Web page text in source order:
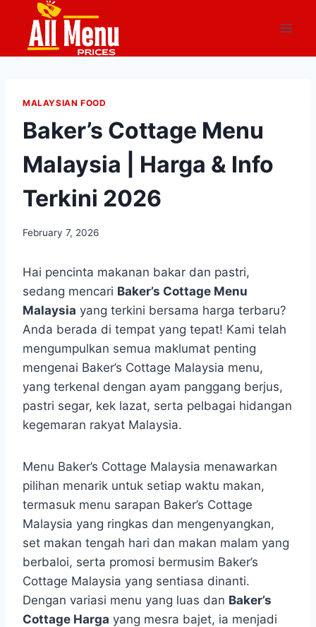
content
MALAYSIAN FOOD
Baker’s Cottage Menu
Malaysia | Harga & Info
Terkini 2026
February 7, 2026
Hai pencinta makanan bakar dan pastri,
sedang mencari Baker’s Cottage Menu
Malaysia yang terkini bersama harga terbaru?
Anda berada di tempat yang tepat! Kami telah
mengumpulkan semua maklumat penting
mengenai Baker’s Cottage Malaysia menu,
yang terkenal dengan ayam panggang berjus,
pastri segar, kek lazat, serta pelbagai hidangan
kegemaran rakyat Malaysia.
Menu Baker’s Cottage Malaysia menawarkan
pilihan menarik untuk setiap waktu makan,
termasuk menu sarapan Baker’s Cottage
Malaysia yang ringkas dan mengenyangkan,
set makan tengah hari dan makan malam yang
berbaloi, serta promosi bermusim Baker’s
Cottage Malaysia yang sentiasa dinanti.
Dengan variasi menu yang luas dan Baker’s
Cottage Harga yang mesra bajet, ia menjadi